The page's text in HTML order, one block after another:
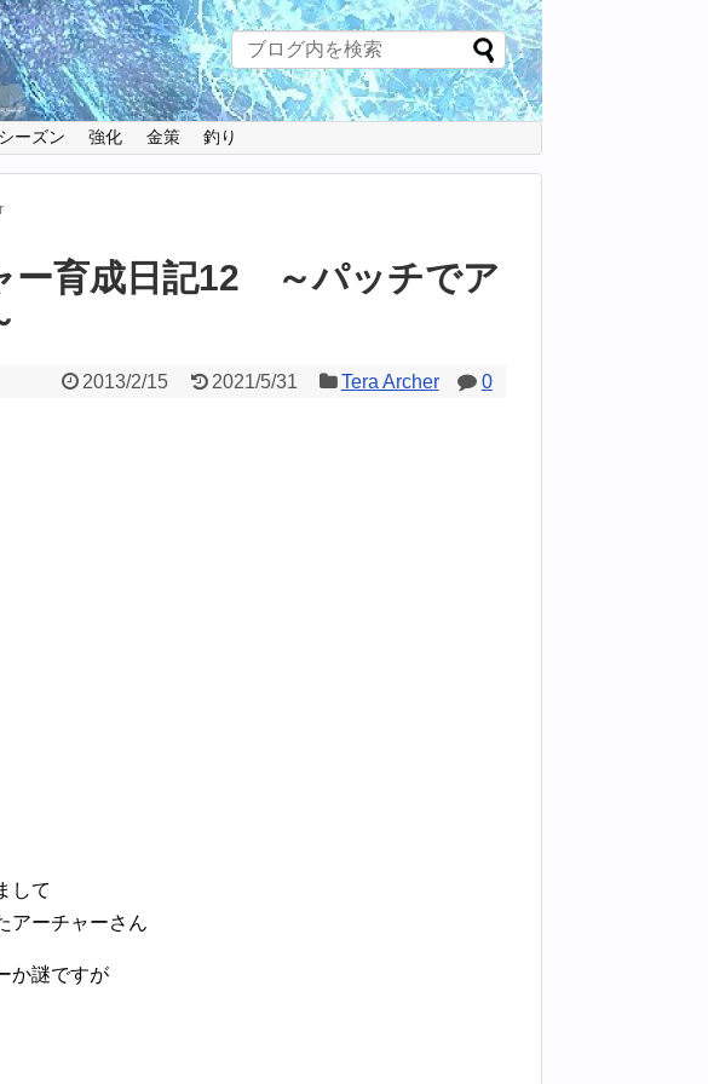
シーズン 強化 金策 釣り
ー育成日記12 ～パッチでア
2013/2/15 2021/5/31 Tera Archer 0
して
アーチャーさん
か謎ですが